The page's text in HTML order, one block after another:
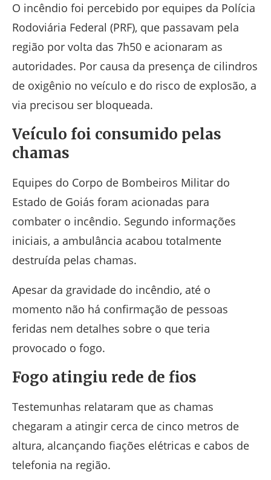
O incêndio foi percebido por equipes da Polícia
Rodoviária Federal (PRF), que passavam pela
região por volta das 7h50 e acionaram as
autoridades. Por causa da presença de cilindros
de oxigênio no veículo e do risco de explosão, a
via precisou ser bloqueada.
Veículo foi consumido pelas
chamas
Equipes do Corpo de Bombeiros Militar do
Estado de Goiás foram acionadas para
combater o incêndio. Segundo informações
iniciais, a ambulância acabou totalmente
destruída pelas chamas.
Apesar da gravidade do incêndio, até o
momento não há confirmação de pessoas
feridas nem detalhes sobre o que teria
provocado o fogo.
Fogo atingiu rede de fios
Testemunhas relataram que as chamas
chegaram a atingir cerca de cinco metros de
altura, alcançando fiações elétricas e cabos de
telefonia na região.